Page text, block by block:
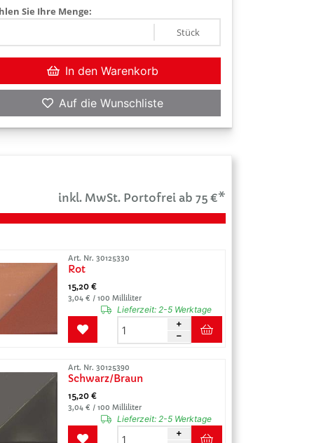
Sie Ihre Menge:
Stück
In den Warenkorb
Auf die Wunschliste
inkl. MwSt. Portofrei ab 75 €*
Art. Nr. 30125330
Rot
15,20 €
3,04 € / 100 Milliliter
Lieferzeit: 2-5 Werktage
Art. Nr. 30125390
Schwarz/Braun
15,20 €
3,04 € / 100 Milliliter
Lieferzeit: 2-5 Werktage